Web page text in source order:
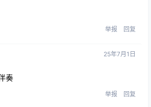
举报 回复
25年7月1日
奏
举报 回复